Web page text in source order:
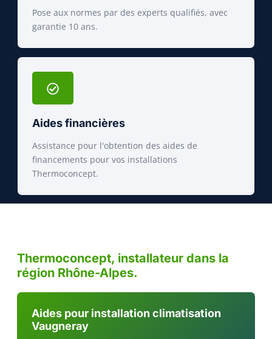
Pose aux normes par des experts qualifiés, avec
garantie 10 ans.
Aides financières
Assistance pour l'obtention des aides de
financements pour vos installations
Thermoconcept.
Thermoconcept, installateur dans la
région Rhône-Alpes.
Aides pour installation climatisation
Vaugneray